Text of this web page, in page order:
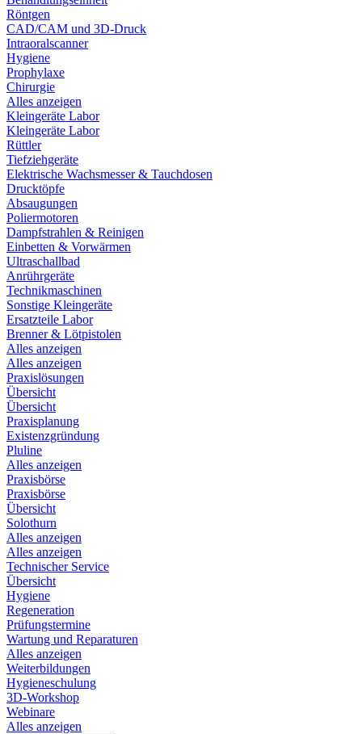
Röntgen
CAD/CAM und 3D-Druck
Intraoralscanner
Hygiene
Prophylaxe
Chirurgie
Alles anzeigen
Kleingeräte Labor
Kleingeräte Labor
Rüttler
Tiefziehgeräte
Elektrische Wachsmesser & Tauchdosen
Drucktöpfe
Absaugungen
Poliermotoren
Dampfstrahlen & Reinigen
Einbetten & Vorwärmen
Ultraschallbad
Anrührgeräte
Technikmaschinen
Sonstige Kleingeräte
Ersatzteile Labor
Brenner & Lötpistolen
Alles anzeigen
Alles anzeigen
Praxislösungen
Übersicht
Übersicht
Praxisplanung
Existenzgründung
Pluline
Alles anzeigen
Praxisbörse
Praxisbörse
Übersicht
Solothurn
Alles anzeigen
Alles anzeigen
Technischer Service
Übersicht
Hygiene
Regeneration
Prüfungstermine
Wartung und Reparaturen
Alles anzeigen
Weiterbildungen
Hygieneschulung
3D-Workshop
Webinare
Alles anzeigen